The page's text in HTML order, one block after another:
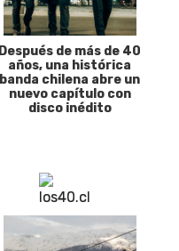
Después de más de 40
años, una histórica
banda chilena abre un
nuevo capítulo con
disco inédito